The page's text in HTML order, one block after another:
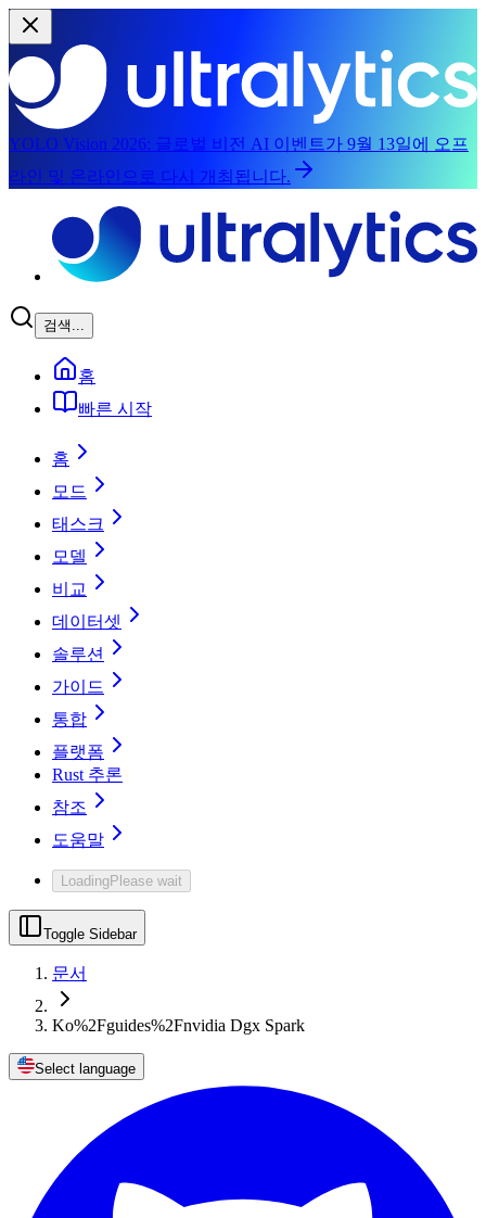
YOLO Vision 2026: 글로벌 비전 AI 이벤트가 9월 13일에 오프
라인 및 온라인으로 다시 개최됩니다.
검색...
홈
빠른 시작
홈
모드
태스크
모델
비교
데이터셋
솔루션
가이드
통합
플랫폼
Rust 추론
참조
도움말
LoadingPlease wait
Toggle Sidebar
문서
Ko%2Fguides%2Fnvidia Dgx Spark
Select language